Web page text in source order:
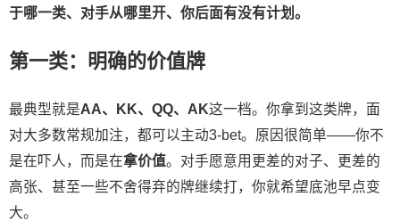
于哪一类、对手从哪里开、你后面有没有计划。
第一类：明确的价值牌
最典型就是AA、KK、QQ、AK这一档。你拿到这类牌，面
对大多数常规加注，都可以主动3-bet。原因很简单——你不
是在吓人，而是在拿价值。对手愿意用更差的对子、更差的
高张、甚至一些不舍得弃的牌继续打，你就希望底池早点变
大。